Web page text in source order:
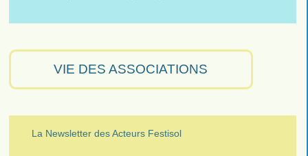
VIE DES ASSOCIATIONS
La Newsletter des Acteurs Festisol